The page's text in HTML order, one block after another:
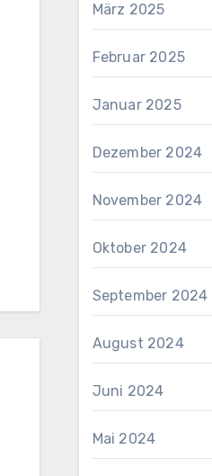
März 2025
Februar 2025
Januar 2025
Dezember 2024
November 2024
Oktober 2024
September 2024
August 2024
Juni 2024
Mai 2024